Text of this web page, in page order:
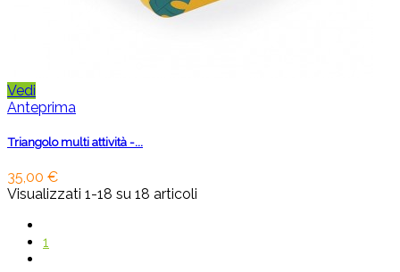
Vedi
Anteprima
Triangolo multi attività -...
35,00 €
Visualizzati 1-18 su 18 articoli
1